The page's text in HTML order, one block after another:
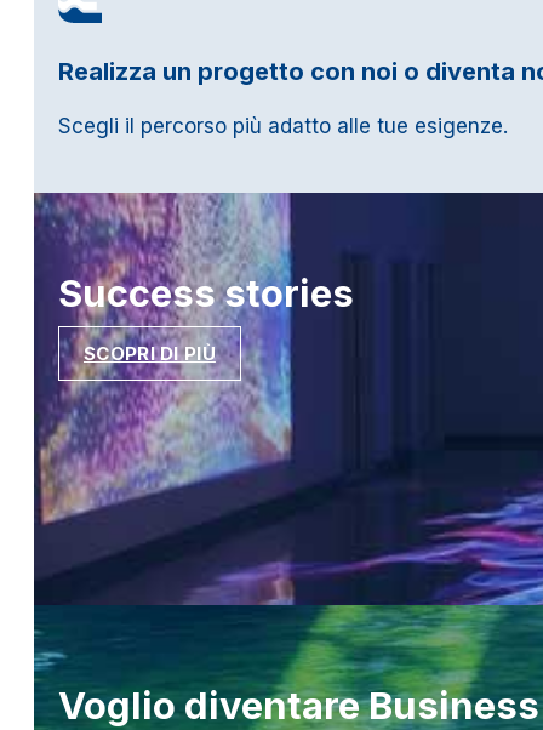
Realizza un progetto con noi o diventa
Scegli il percorso più adatto alle tue esigenze.
Successstories
SCOPRI DI PIÙ
Voglio diventare